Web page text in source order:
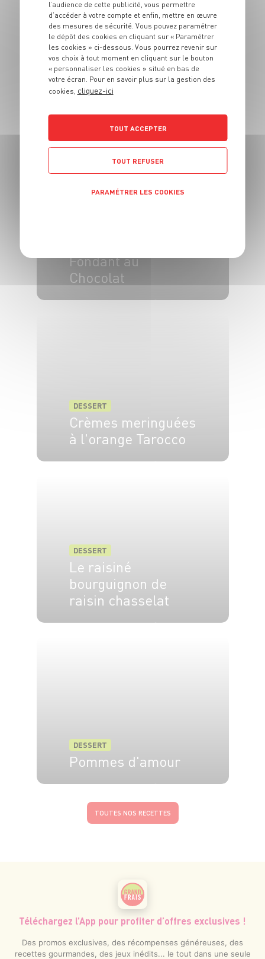
DESSERT
Granola aux
abricots secs
4 pers. 10 min 25 min
Fondant au
Chocolat
DESSERT
Crèmes meringuées
à l'orange Tarocco
DESSERT
Le raisiné
bourguignon de
raisin chasselat
DESSERT
Pommes d'amour
TOUTES NOS RECETTES
Téléchargez l’App pour profiter d’offres exclusives !
Des promos exclusives, des récompenses généreuses, des
recettes gourmandes, des jeux inédits... le tout dans une seule
l’audience de cette publicité, vous permettre
d’accéder à votre compte et enfin, mettre en œuvre
des mesures de sécurité. Vous pouvez paramétrer
le dépôt des cookies en cliquant sur « Paramétrer
les cookies » ci-dessous. Vous pourrez revenir sur
vos choix à tout moment en cliquant sur le bouton
« personnaliser les cookies » situé en bas de
votre écran. Pour en savoir plus sur la gestion des
cookies, cliquez-ici
TOUT ACCEPTER
TOUT REFUSER
PARAMÉTRER LES COOKIES